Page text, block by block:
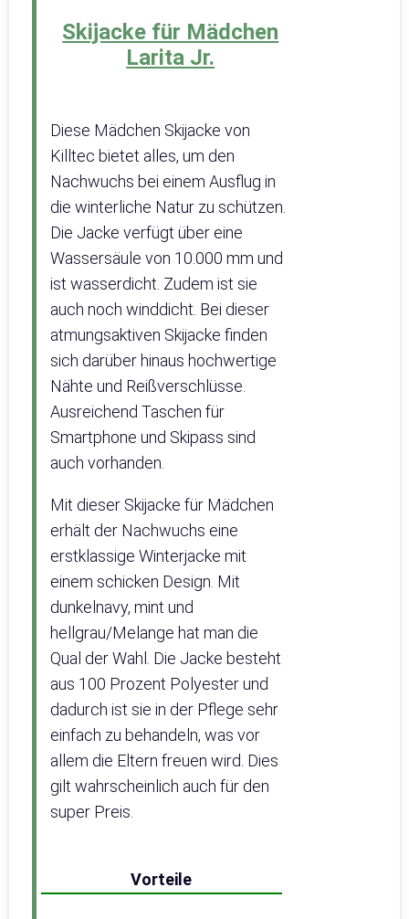
Skijacke für Mädchen
Larita Jr.
Diese Mädchen Skijacke von
Killtec bietet alles, um den
Nachwuchs bei einem Ausflug in
die winterliche Natur zu schützen.
Die Jacke verfügt über eine
Wassersäule von 10.000 mm und
ist wasserdicht. Zudem ist sie
auch noch winddicht. Bei dieser
atmungsaktiven Skijacke finden
sich darüber hinaus hochwertige
Nähte und Reißverschlüsse.
Ausreichend Taschen für
Smartphone und Skipass sind
auch vorhanden.
Mit dieser Skijacke für Mädchen
erhält der Nachwuchs eine
erstklassige Winterjacke mit
einem schicken Design. Mit
dunkelnavy, mint und
hellgrau/Melange hat man die
Qual der Wahl. Die Jacke besteht
aus 100 Prozent Polyester und
dadurch ist sie in der Pflege sehr
einfach zu behandeln, was vor
allem die Eltern freuen wird. Dies
gilt wahrscheinlich auch für den
super Preis.
Vorteile